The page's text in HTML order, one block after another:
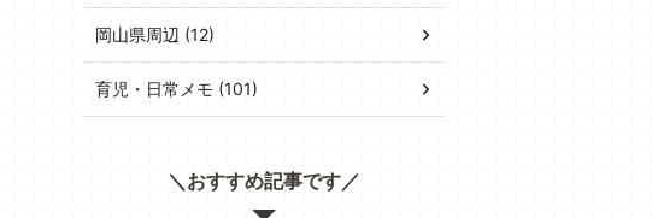
岡山県周辺 (12)
育児・日常メモ (101)
＼おすすめ記事です／